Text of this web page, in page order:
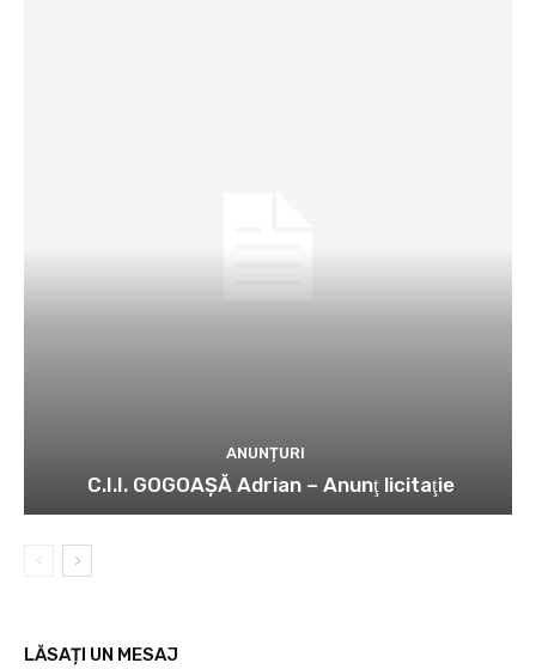
ANUNȚURI
C.I.I. GOGOAŞĂ Adrian – Anunţ licitaţie
LĂSAȚI UN MESAJ